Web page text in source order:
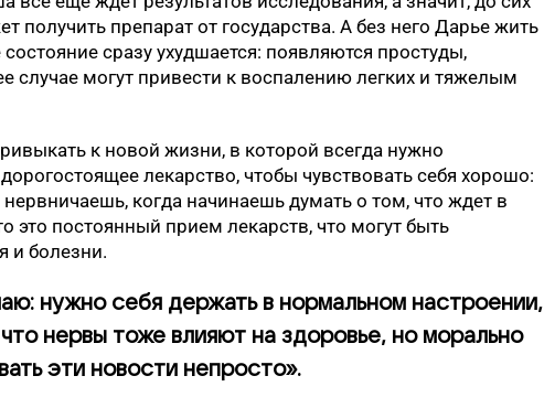
получить препарат от государства. А без него Дарье жить
состояние сразу ухудшается: появляются простуды,
случае могут привести к воспалению легких и тяжелым
к новой жизни, в которой всегда нужно
лекарство, чтобы чувствовать себя хорошо:
когда начинаешь думать о том, что ждет в
это постоянный прием лекарств, что могут быть
и болезни.
нужно себя держать в нормальном настроении,
нервы тоже влияют на здоровье, но морально
эти новости непросто».